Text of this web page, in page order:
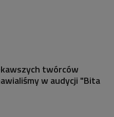
twórców
w audycji "Bita